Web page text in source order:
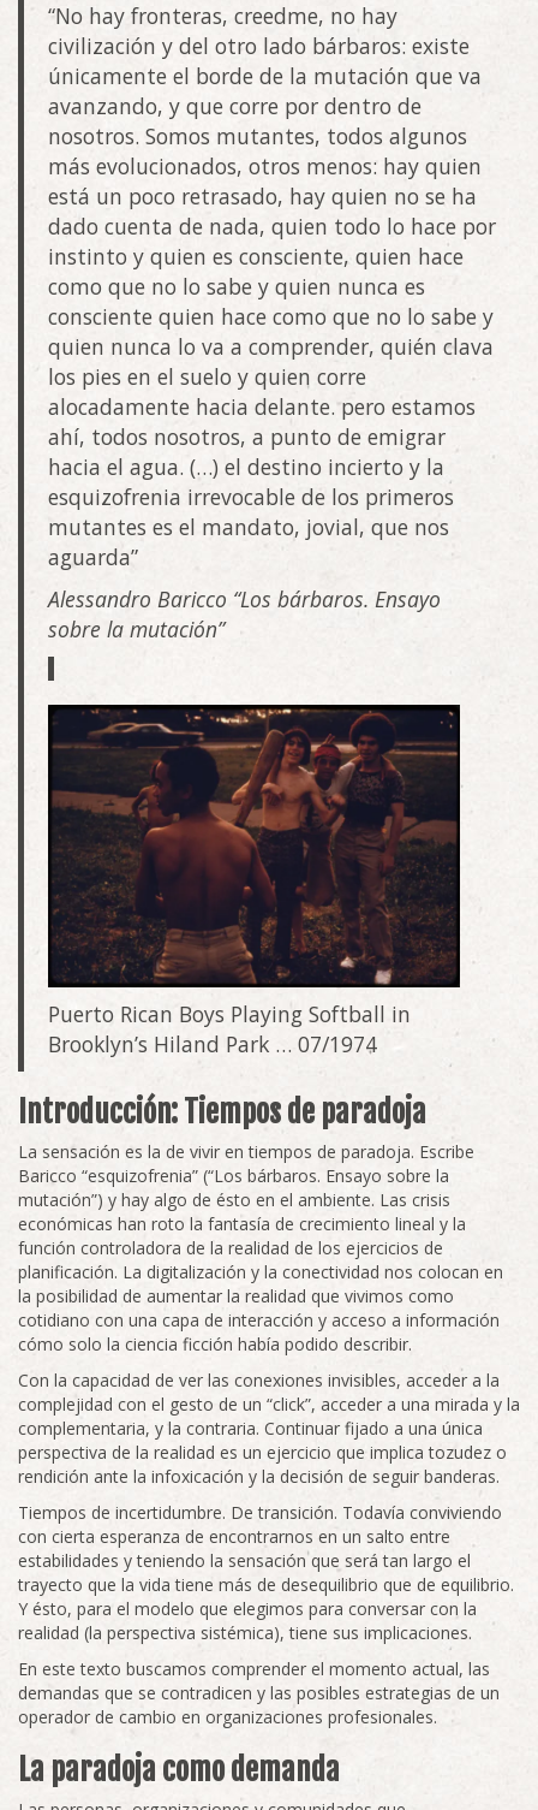
“No hay fronteras, creedme, no hay
civilización y del otro lado bárbaros: existe
únicamente el borde de la mutación que va
avanzando, y que corre por dentro de
nosotros. Somos mutantes, todos algunos
más evolucionados, otros menos: hay quien
está un poco retrasado, hay quien no se ha
dado cuenta de nada, quien todo lo hace por
instinto y quien es consciente, quien hace
como que no lo sabe y quien nunca es
consciente quien hace como que no lo sabe y
quien nunca lo va a comprender, quién clava
los pies en el suelo y quien corre
alocadamente hacia delante. pero estamos
ahí, todos nosotros, a punto de emigrar
hacia el agua. (…) el destino incierto y la
esquizofrenia irrevocable de los primeros
mutantes es el mandato, jovial, que nos
aguarda”
Alessandro Baricco “Los bárbaros. Ensayo
sobre la mutación”
Puerto Rican Boys Playing Softball in
Brooklyn’s Hiland Park … 07/1974
Introducción: Tiempos de paradoja
La sensación es la de vivir en tiempos de paradoja. Escribe
Baricco “esquizofrenia” (“Los bárbaros. Ensayo sobre la
mutación”) y hay algo de ésto en el ambiente. Las crisis
económicas han roto la fantasía de crecimiento lineal y la
función controladora de la realidad de los ejercicios de
planificación. La digitalización y la conectividad nos colocan en
la posibilidad de aumentar la realidad que vivimos como
cotidiano con una capa de interacción y acceso a información
cómo solo la ciencia ficción había podido describir.
Con la capacidad de ver las conexiones invisibles, acceder a la
complejidad con el gesto de un “click”, acceder a una mirada y la
complementaria, y la contraria. Continuar fijado a una única
perspectiva de la realidad es un ejercicio que implica tozudez o
rendición ante la infoxicación y la decisión de seguir banderas.
Tiempos de incertidumbre. De transición. Todavía conviviendo
con cierta esperanza de encontrarnos en un salto entre
estabilidades y teniendo la sensación que será tan largo el
trayecto que la vida tiene más de desequilibrio que de equilibrio.
Y ésto, para el modelo que elegimos para conversar con la
realidad (la perspectiva sistémica), tiene sus implicaciones.
En este texto buscamos comprender el momento actual, las
demandas que se contradicen y las posibles estrategias de un
operador de cambio en organizaciones profesionales.
La paradoja como demanda